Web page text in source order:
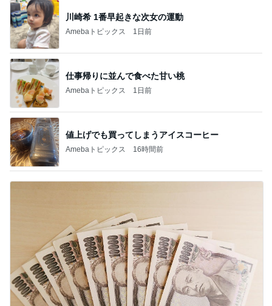
川崎希 1番早起きな次女の運動
Amebaトピックス 1日前
仕事帰りに並んで食べた甘い桃
Amebaトピックス 1日前
値上げでも買ってしまうアイスコーヒー
Amebaトピックス 16時間前